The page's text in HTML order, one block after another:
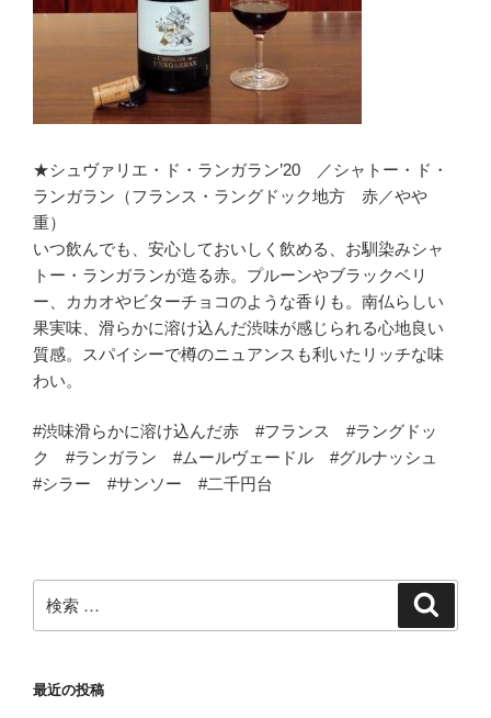
★シュヴァリエ・ド・ランガラン’20 ／シャトー・ド・
ランガラン（フランス・ラングドック地方 赤／やや
重）
いつ飲んでも、安心しておいしく飲める、お馴染みシャ
トー・ランガランが造る赤。プルーンやブラックベリ
ー、カカオやビターチョコのような香りも。南仏らしい
果実味、滑らかに溶け込んだ渋味が感じられる心地良い
質感。スパイシーで樽のニュアンスも利いたリッチな味
わい。
#渋味滑らかに溶け込んだ赤 #フランス #ラングドッ
ク #ランガラン #ムールヴェードル #グルナッシュ
#シラー #サンソー #二千円台
索:
最近の投稿